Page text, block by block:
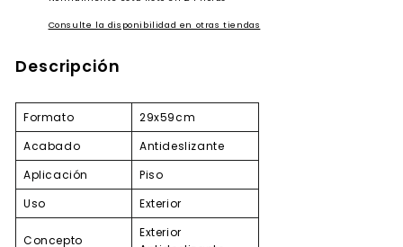
Consulte la disponibilidad en otras tiendas
Descripción
Formato
29x59cm
Acabado
Antideslizante
Aplicación
Piso
Uso
Exterior
Concepto
Exterior